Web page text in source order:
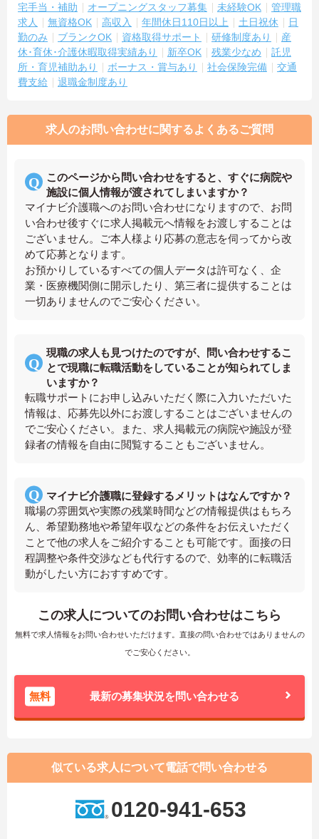
宅手当・補助 オープニングスタッフ募集 未経験OK
管理職
求人
無資格OK 高収入 年間休日110日以上 土日祝休
日
勤のみ
ブランクOK 資格取得サポート 研修制度あり
産
休･育休･介護休暇取得実績あり
新卒OK 残業少なめ
託児
所・育児補助あり
ボーナス・賞与あり 社会保険完備
交通
費支給
退職金制度あり
求人のお問い合わせに関するよくあるご質問
このページから問い合わせをすると、すぐに病院や
施設に個人情報が渡されてしまいますか？
マイナビ介護職へのお問い合わせになりますので、お問
い合わせ後すぐに求人掲載元へ情報をお渡しすることは
ございません。ご本人様より応募の意志を伺ってから改
めて応募となります。
お預かりしているすべての個人データは許可なく、企
業・医療機関側に開示したり、第三者に提供することは
一切ありませんのでご安心ください。
現職の求人も見つけたのですが、問い合わせするこ
とで現職に転職活動をしていることが知られてしま
いますか？
転職サポートにお申し込みいただく際に入力いただいた
情報は、応募先以外にお渡しすることはございませんの
でご安心ください。また、求人掲載元の病院や施設が登
録者の情報を自由に閲覧することもございません。
マイナビ介護職に登録するメリットはなんですか？
職場の雰囲気や実際の残業時間などの情報提供はもちろ
ん、希望勤務地や希望年収などの条件をお伝えいただく
ことで他の求人をご紹介することも可能です。面接の日
程調整や条件交渉なども代行するので、効率的に転職活
動がしたい方におすすめです。
この求人についてのお問い合わせはこちら
無料で求人情報をお問い合わせいただけます。直接の問い合わせではありませんの
でご安心ください。
無料 最新の募集状況を問い合わせる
似ている求人について電話で問い合わせる
0120-941-653